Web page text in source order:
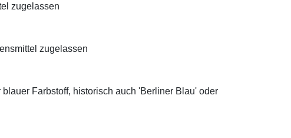
zugelassen
zugelassen
Farbstoff, historisch auch 'Berliner Blau' oder